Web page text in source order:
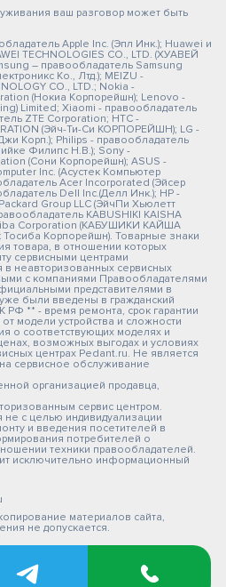
ваш разговор может быть
Apple Inc. (Эпл Инк.); Huawei и
TECHNOLOGIES CO., LTD. (ХУАВЕЙ
– правообладатель Samsung
Ко., Лтд.); MEIZU -
CO., LTD.; Nokia -
(Нокиа Корпорейшн); Lenovo -
Limited; Xiaomi - правообладатель
ZTE Corporation; HTC -
(Эйч-Ти-Си КОРПОРЕЙШН); LG -
Корп.); Philips - правообладатель
Филипс Н.В.); Sony -
(Сони Корпорейшн); ASUS -
Inc. (Асустек Компьютер
Acer Incorporated (Эйсер
Dell Inc.(Делл Инк.); HP -
Group LLC (ЭйчПи Хьюлетт
KABUSHIKI KAISHA
Corporation (КАБУШИКИ КАЙША
Корпорейшн). Товарные знаки
товара, в отношении которых
сервисными центрами
в неавторизованных сервисных
с компаниями Правообладателями
представителями в
были введены в гражданский
РФ ** - время ремонта, срок гарантии
модели устройства и сложности
о соответствующих моделях и
возможных выгодах и условиях
центрах Pedant.ru. Не является
сервисное обслуживание
организацией продавца,
сервис центром.
с целью индивидуализации
и введения посетителей в
потребителей о
техники правообладателей.
исключительно информационный
материалов сайта,
не допускается.